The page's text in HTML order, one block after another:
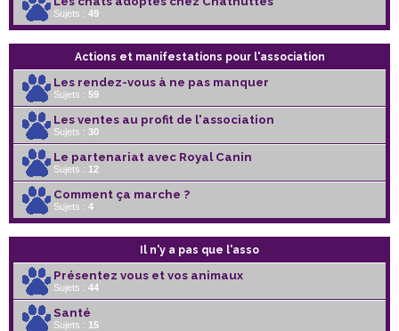
Sujets : 49
Actions et manifestations pour l'association
Les rendez-vous à ne pas manquer
Sujets : 59
Les ventes au profit de l'association
Sujets : 30
Le partenariat avec Royal Canin
Sujets : 12
Comment ça marche ?
Sujets : 4
Il n'y a pas que l'asso
Présentez vous et vos animaux
Sujets : 44
Santé
Sujets : 15